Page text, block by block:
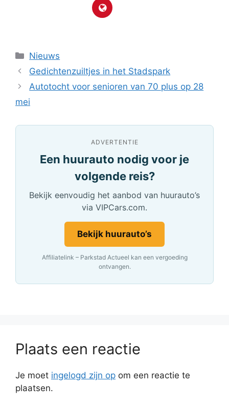
Categorieën
Nieuws
Gedichtenzuiltjes in het Stadspark
Autotocht voor senioren van 70 plus op 28
mei
ADVERTENTIE
Een huurauto nodig voor je
volgende reis?
Bekijk eenvoudig het aanbod van huurauto’s
via VIPCars.com.
Bekijk huurauto’s
Affiliatelink – Parkstad Actueel kan een vergoeding
ontvangen.
Plaats een reactie
Je moet ingelogd zijn op om een reactie te
plaatsen.